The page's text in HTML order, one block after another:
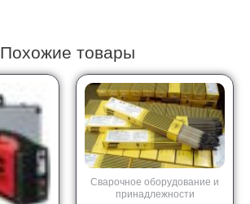
Похожие товары
Сварочное оборудование и
принадлежности